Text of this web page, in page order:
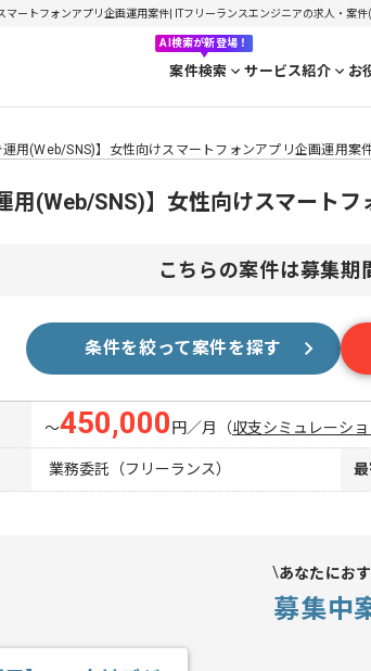
マートフォンアプリ企画運用案件| ITフリーランスエンジニアの求人・案
AI検索が新登場！
案件検索 サービス紹介 お
運用(Web/SNS)】女性向けスマートフォンアプリ企画運用案
用(Web/SNS)】女性向けスマート
こちらの案件は募集期
条件を絞って案件を探す
〜450,000 円／月 （収支シミュレーショ
業務委託（フリーランス）
あなたにお
募集中